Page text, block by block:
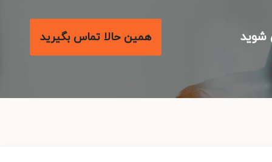
همین حالا تماس بگیرید